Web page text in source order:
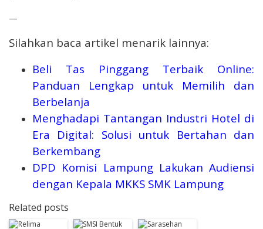
—
Silahkan baca artikel menarik lainnya:
Beli Tas Pinggang Terbaik Online:
Panduan Lengkap untuk Memilih dan
Berbelanja
Menghadapi Tantangan Industri Hotel di
Era Digital: Solusi untuk Bertahan dan
Berkembang
DPD Komisi Lampung Lakukan Audiensi
dengan Kepala MKKS SMK Lampung
Related posts